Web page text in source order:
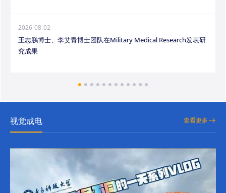
2026-08-02
王志鹏博士、李艾青博士团队在Military Medical Research发表研
究成果
视觉成电 查看更多